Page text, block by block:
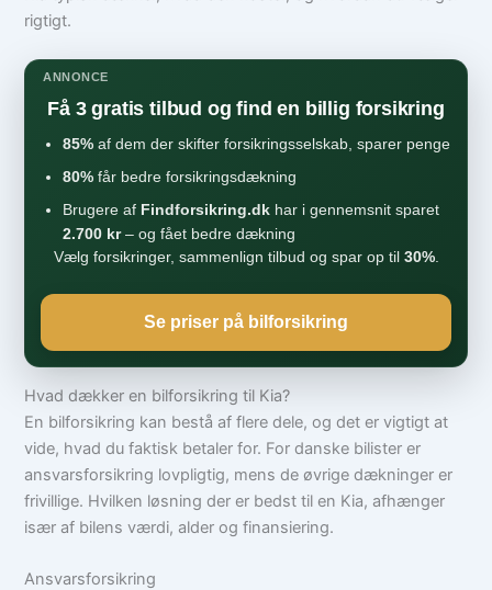
rigtigt.
ANNONCE
Få 3 gratis tilbud og find en billig forsikring
85% af dem der skifter forsikringsselskab, sparer penge
80% får bedre forsikringsdækning
Brugere af Findforsikring.dk har i gennemsnit sparet
2.700 kr– og fået bedre dækning
Vælg forsikringer, sammenlign tilbud og spar op til 30%.
Se priser på bilforsikring
Hvad dækker en bilforsikring til Kia?
En bilforsikring kan bestå af flere dele, og det er vigtigt at
vide, hvad du faktisk betaler for. For danske bilister er
ansvarsforsikring lovpligtig, mens de øvrige dækninger er
frivillige. Hvilken løsning der er bedst til en Kia, afhænger
især af bilens værdi, alder og finansiering.
Ansvarsforsikring